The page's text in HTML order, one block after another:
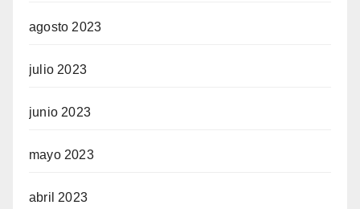
agosto 2023
julio 2023
junio 2023
mayo 2023
abril 2023